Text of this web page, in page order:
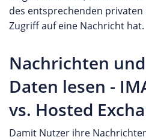
des entsprechenden privaten
Zugriff auf eine Nachricht hat.
Nachrichten
Daten lesen -
vs. Hosted
Damit Nutzer ihre